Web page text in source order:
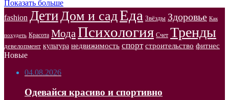
Показать больше
fashion ДетиДом и садЕда Звёзды Здоровье Как
похудеть Красота Мода Психология Счет Тренды
девелопмент культура недвижимость спорт строительство фитнес
Новые
04.08.2026
Одевайся красиво и спортивно